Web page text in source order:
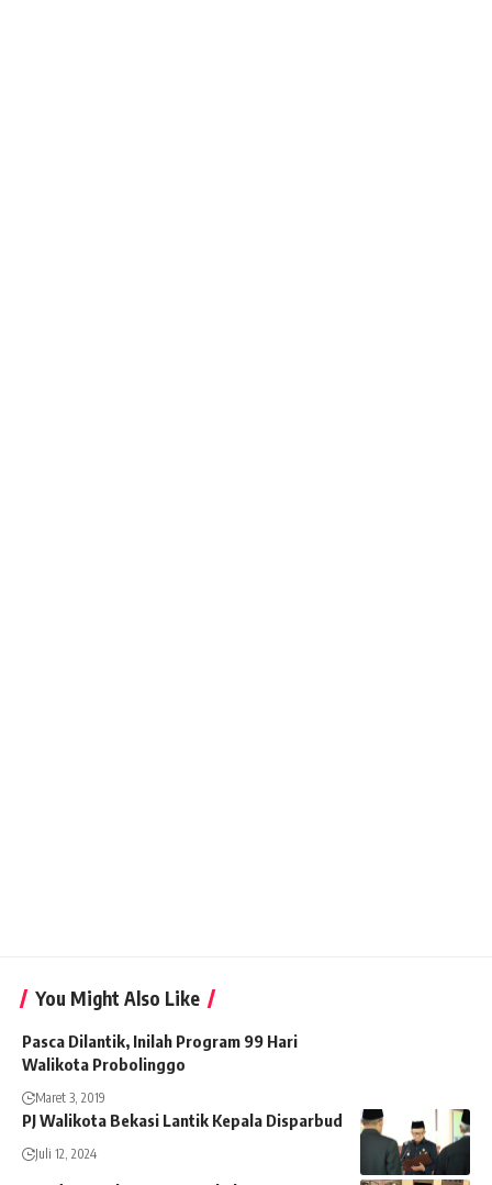
You Might Also Like
Pasca Dilantik, Inilah Program 99 Hari
Walikota Probolinggo
Maret 3, 2019
PJ Walikota Bekasi Lantik Kepala Disparbud
Juli 12, 2024